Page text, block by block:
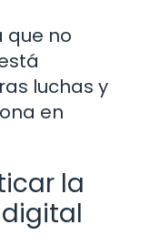
que no
luchas y
en
la